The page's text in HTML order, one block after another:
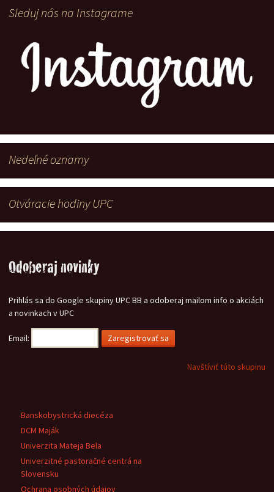
Sleduj nás na Instagrame
Nedeľné oznamy
Otváracie hodiny UPC
Odoberaj novinky
Prihlás sa do Google skupiny UPC BB a odoberaj mailom info o akciách
a novinkach v UPC
Email:
Navštíviť túto skupinu
Banskobystrická diecéza
DCM Maják
Univerzita Mateja Bela
Univerzitné pastoračné centrá na
Slovensku
Ochrana osobných údajov